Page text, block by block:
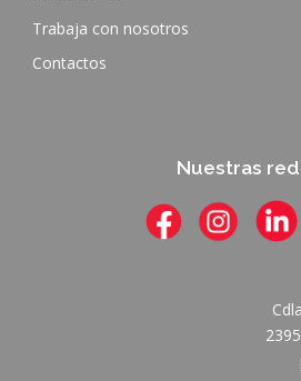
Trabaja con nosotros
Contactos
Nuestras